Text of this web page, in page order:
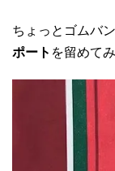
ちょっとゴムバ
ポート を留めて